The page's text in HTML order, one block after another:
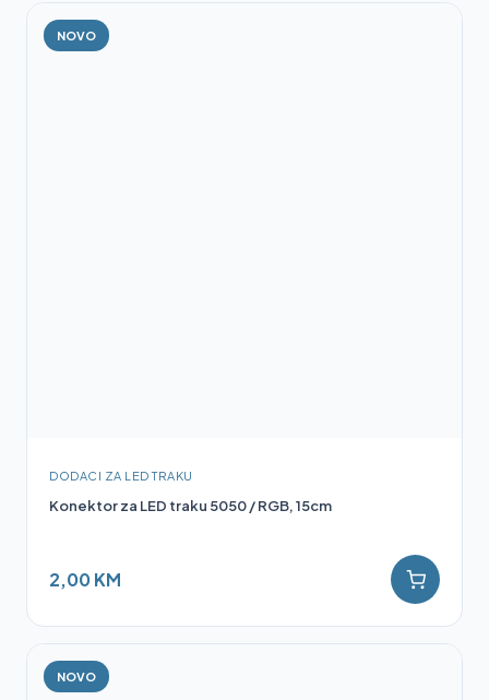
NOVO
DODACI ZA LED TRAKU
Konektor za LED traku 5050 / RGB, 15cm
2,00 KM
NOVO